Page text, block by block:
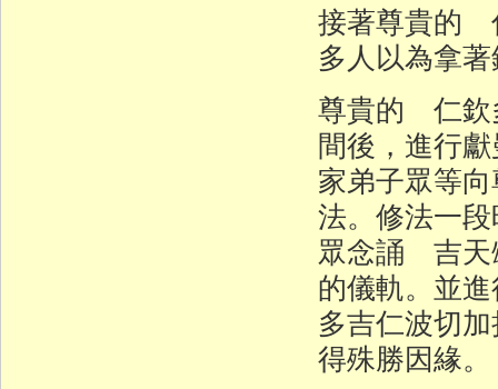
接著尊貴的
多人以為拿
尊貴的 仁欽
間後，進行
家弟子眾等
法。修法一
眾念誦 吉天
的儀軌。並
多吉仁波切
得殊勝因緣。